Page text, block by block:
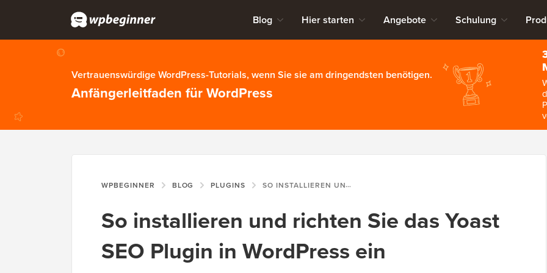
Blog Hier starten Angebote Schulung
Vertrauenswürdige WordPress-Tutorials, wenn Sie sie am dringendsten benötigen.
Anfängerleitfaden für WordPress
WPBEGINNER BLOG PLUGINS SO INSTALLIEREN UND RICHTEN SIE DAS YOAST SEO PLUGIN IN WORDPRESS EIN
So installieren und richten Sie das Yoast
SEO Plugin in WordPress ein